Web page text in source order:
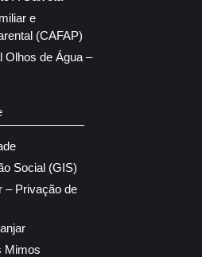
e
(CAFAP)
Olhos de Água –
Social (GIS)
– Privação de
Mimos